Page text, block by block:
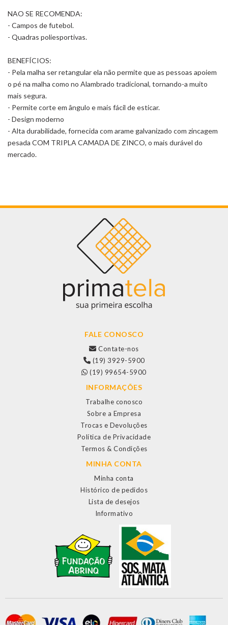
NAO SE RECOMENDA:
- Campos de futebol.
- Quadras poliesportivas.
BENEFÍCIOS:
- Pela malha ser retangular ela não permite que as pessoas apoiem
o pé na malha como no Alambrado tradicional, tornando-a muito
mais segura.
- Permite corte em ângulo e mais fácil de esticar.
- Design moderno
- Alta durabilidade, fornecida com arame galvanizado com zincagem
pesada COM TRIPLA CAMADA DE ZINCO, o mais durável do
mercado.
FALE CONOSCO
Contate-nos
(19) 3929-5900
(19) 99654-5900
INFORMAÇÕES
Trabalhe conosco
Sobre a Empresa
Trocas e Devoluções
Política de Privacidade
Termos & Condições
MINHA CONTA
Minha conta
Histórico de pedidos
Lista de desejos
Informativo